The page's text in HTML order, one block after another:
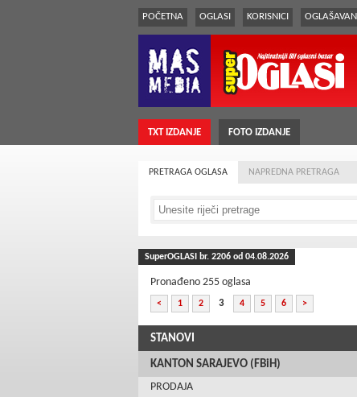
POČETNA OGLASI KORISNICI
TXT IZDANJE FOTO IZDANJE
PRETRAGA OGLASA NAPREDNA PRETRAGA
SuperOGLASI br. 2206 od 04.08.2026
Pronađeno 255 oglasa
< 1 2 3 4 5 6 >
STANOVI
KANTON SARAJEVO (FBiH)
PRODAJA